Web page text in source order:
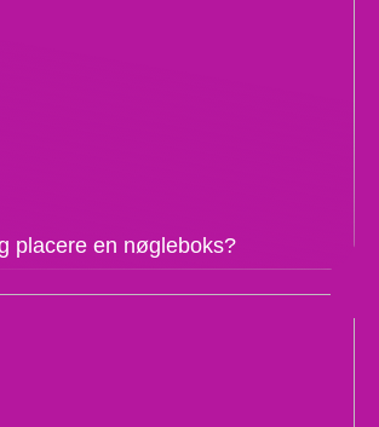
placere en nøgleboks?